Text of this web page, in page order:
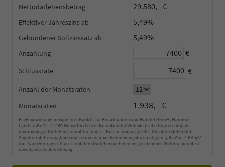
Nettodarlehensbetrag 29.580,– €
Effektiver Jahreszins 5,49%
Gebundener Sollzinssatz 5,49%
Anzahlung €
Schlussrate €
Anzahl der Monatsraten
Monatsraten
1.938,– €
Ein Finanzierungsbeispiel der Bank11 für Privatkunden und Handel GmbH, Hammer
Landstraße 91, 41460 Neuss für die der Betreiber der Website (siehe Impressum) als
unabhängiger Darlehensvermittler tätig ist. Bonität vorausgesetzt. Die oben stehenden
Angaben stellen zugleich das repräsentative Berechnungsbeispiel gem. § 6a Abs. 4 PAngV
dar. Nach Vertragsschluss steht dem Darlehensnehmer ein gesetzliches Widerrufsrecht zu.
unverbindliche Berechnung